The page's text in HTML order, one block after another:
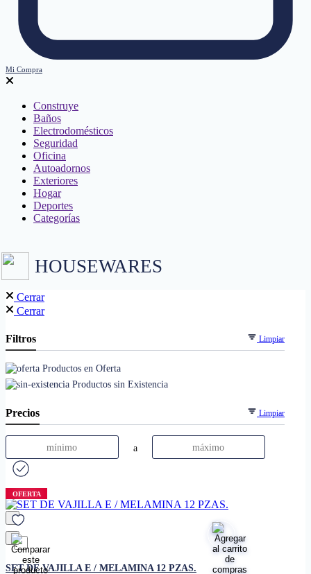
Mi Compra
Construye
Baños
Electrodomésticos
Seguridad
Oficina
Autoadornos
Exteriores
Hogar
Deportes
Categorías
HOUSEWARES
Cerrar
Cerrar
Filtros Limpiar
Productos en Oferta
Productos sin Existencia
Precios Limpiar
a
OFERTA
favorito
SET DE VAJILLA E / MELAMINA 12 PZAS.